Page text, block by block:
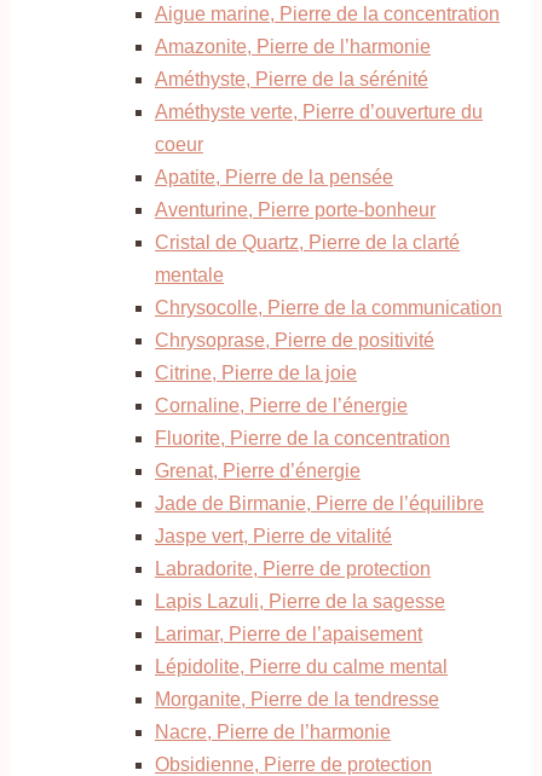
Aigue marine, Pierre de la concentration
Amazonite, Pierre de l’harmonie
Améthyste, Pierre de la sérénité
Améthyste verte, Pierre d’ouverture du
coeur
Apatite, Pierre de la pensée
Aventurine, Pierre porte-bonheur
Cristal de Quartz, Pierre de la clarté
mentale
Chrysocolle, Pierre de la communication
Chrysoprase, Pierre de positivité
Citrine, Pierre de la joie
Cornaline, Pierre de l’énergie
Fluorite, Pierre de la concentration
Grenat, Pierre d’énergie
Jade de Birmanie, Pierre de l’équilibre
Jaspe vert, Pierre de vitalité
Labradorite, Pierre de protection
Lapis Lazuli, Pierre de la sagesse
Larimar, Pierre de l’apaisement
Lépidolite, Pierre du calme mental
Morganite, Pierre de la tendresse
Nacre, Pierre de l’harmonie
Obsidienne, Pierre de protection